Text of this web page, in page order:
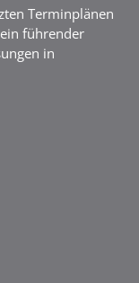
Terminplänen
führender
in